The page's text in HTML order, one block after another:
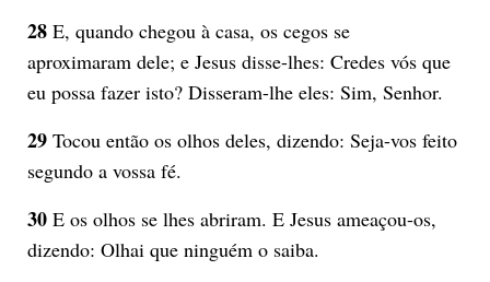
28E, quando chegou à casa, os cegos se
aproximaram dele; e Jesus disse-lhes: Credes vós que
eu possa fazer isto? Disseram-lhe eles: Sim, Senhor.
29Tocou então os olhos deles, dizendo: Seja-vos feito
segundo a vossa fé.
30E os olhos se lhes abriram. E Jesus ameaçou-os,
dizendo: Olhai que ninguém o saiba.